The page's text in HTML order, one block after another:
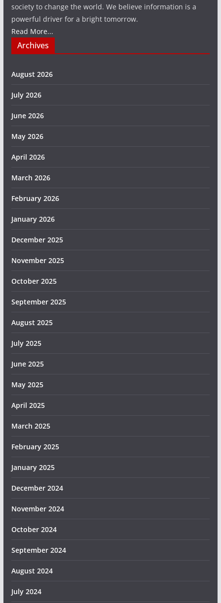
society to change the world. We believe information is a
powerful driver for a bright tomorrow.
Read More...
Archives
August 2026
July 2026
June 2026
May 2026
April 2026
March 2026
February 2026
January 2026
December 2025
November 2025
October 2025
September 2025
August 2025
July 2025
June 2025
May 2025
April 2025
March 2025
February 2025
January 2025
December 2024
November 2024
October 2024
September 2024
August 2024
July 2024